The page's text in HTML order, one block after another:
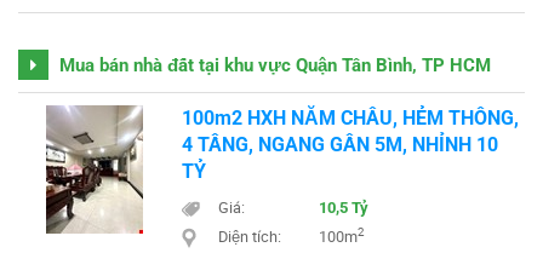
Mua bán nhà đất tại khu vực Quận Tân Bình, TP HCM
100m2 HXH NĂM CHÂU, HẺM THÔNG,
4 TẦNG, NGANG GẦN 5M, NHỈNH 10
TỶ
Giá: 10,5 Tỷ
Diện tích: 100m2